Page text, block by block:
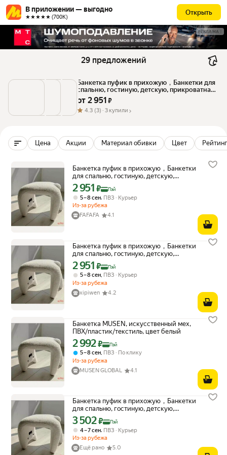
В приложении — выгодно
★★★★★ (700К)
Открыть
РЕКЛАМА
29 предложений
Банкетка пуфик в прихожую，Банкетки для
спальню, гостиную, детскую, прикроватная
прямоугольная, мягкая, мебель
минимализм для квартиры дачи
дома,60*43*33, Мех искусственный, ПВХ,
от 2 951 ₽
4.3 (3) · 3 купили
Цена Акции Материал обивки Цвет
Банкетка пуфик в прихожую，Банкетки
для спальню, гостиную, детскую,
прикроватная прямоугольная, мягкая,
мебель минимализм для квартиры дачи
дома,60*43*33, Мех искусственный,
ПВХ, пластик, пенопласт, ткань,
60х33х43 см
Цена с картой Яндекс Пэй 2951 ₽ вместо
2 951 ₽ Пэй
5 – 8 сен, ПВЗ
Курьер
Из-за рубежа
FAFAFA
4.1
Банкетка пуфик в прихожую，Банкетки
для спальню, гостиную, детскую,
прикроватная прямоугольная, мягкая,
мебель минимализм для квартиры дачи
дома,60*43*33, Мех искусственный,
ПВХ, пластик, пенопласт, ткань,
60х33х43 см
Цена с картой Яндекс Пэй 2951 ₽ вместо
2 951 ₽ Пэй
5 – 8 сен, ПВЗ
Курьер
Из-за рубежа
xipiwen
4.2
Банкетка MUSEN, искусственный мех,
ПВХ/пластик/текстиль, цвет белый
Цена с картой Яндекс Пэй 2992 ₽ вместо
2 992₽ Пэй
5 – 8 сен ПВЗ
По клику
Из-за рубежа
MUSEN GLOBAL
4.1
Банкетка пуфик в прихожую，Банкетки
для спальню, гостиную, детскую,
прикроватная прямоугольная, мягкая,
мебель минимализм для квартиры дачи
дома,60*43*33, Мех искусственный,
ПВХ, пластик, пенопласт, ткань,
60х33х43 см
Цена с картой Яндекс Пэй 3502 ₽ вместо
3 502₽ Пэй
4 – 7 сен, ПВЗ
Курьер
Из-за рубежа
Ещё рано
5.0